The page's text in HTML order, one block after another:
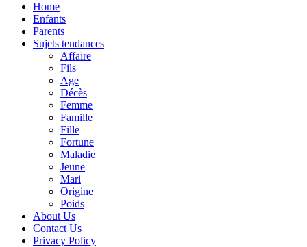
Home
Enfants
Parents
Sujets tendances
Affaire
Fils
Age
Décès
Femme
Famille
Fille
Fortune
Maladie
Jeune
Mari
Origine
Poids
About Us
Contact Us
Privacy Policy